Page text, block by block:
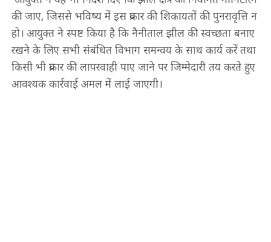
की जाए, जिससे भविष्य में इस प्रकार की शिकायतों की पुनरावृत्ति न
हो। आयुक्त ने स्पष्ट किया है कि नैनीताल झील की स्वच्छता बनाए
रखने के लिए सभी संबंधित विभाग समन्वय के साथ कार्य करें तथा
किसी भी प्रकार की लापरवाही पाए जाने पर जिम्मेदारी तय करते हुए
आवश्यक कार्रवाई अमल में लाई जाएगी।